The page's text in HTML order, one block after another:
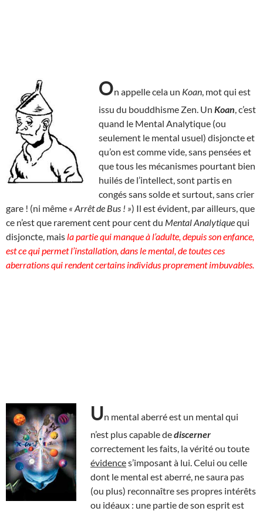
On appelle cela un Koan , mot qui est
issu du bouddhisme Zen. Un Koan , c’est
quand le Mental Analytique (ou
seulement le mental usuel) disjoncte et
qu’on est comme vide, sans pensées et
que tous les mécanismes pourtant bien
huilés de l’intellect, sont partis en
congés sans solde et surtout, sans crier
gare ! (ni même « Arrêt de Bus ! ») Il est évident, par ailleurs, que
ce n’est que rarement cent pour cent du Mental Analytiquequi
disjoncte, mais la partie qui manque à l’adulte, depuis son enfance,
est ce qui permet l’installation, dans le mental, de toutes ces
aberrations qui rendent certains individus proprement imbuvables.
Un mental aberré est un mental qui
n’est plus capable dediscerner
correctement les faits, la vérité ou toute
évidences’imposant à lui. Celui ou celle
dont le mental est aberré, ne saura pas
(ou plus) reconnaître ses propres intérêts
ou idéaux : une partie de son esprit est